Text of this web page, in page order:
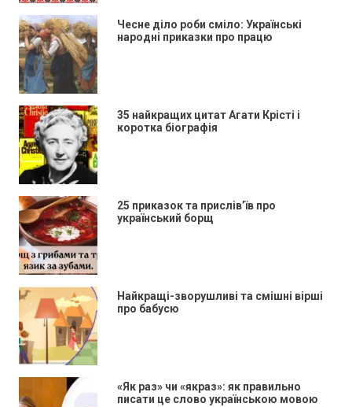
Чесне діло роби сміло: Українські
народні приказки про працю
35 найкращих цитат Агати Крісті і
коротка біографія
25 приказок та прислів’їв про
український борщ
Найкращі-зворушливі та смішні вірші
про бабусю
«Як раз» чи «якраз»: як правильно
писати це слово українською мовою